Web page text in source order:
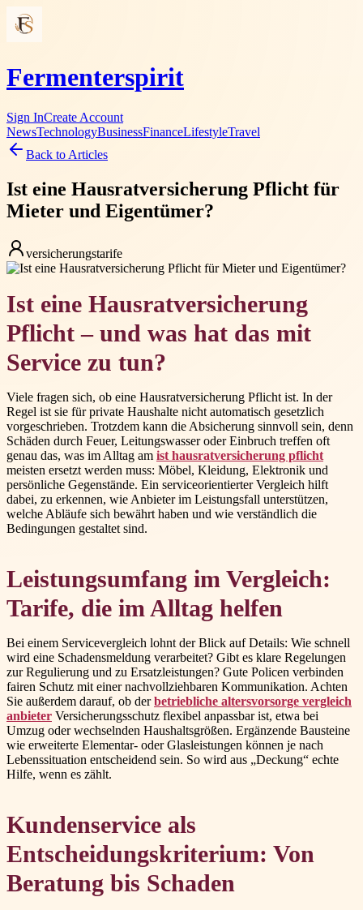
Fermenterspirit
Sign InCreate Account
NewsTechnologyBusinessFinanceLifestyleTravel
Back to Articles
Ist eine Hausratversicherung Pflicht für
Mieter und Eigentümer?
versicherungstarife
Ist eine Hausratversicherung
Pflicht – und was hat das mit
Service zu tun?
Viele fragen sich, ob eine Hausratversicherung Pflicht ist. In der
Regel ist sie für private Haushalte nicht automatisch gesetzlich
vorgeschrieben. Trotzdem kann die Absicherung sinnvoll sein, denn
Schäden durch Feuer, Leitungswasser oder Einbruch treffen oft
genau das, was im Alltag am ist hausratversicherung pflicht
meisten ersetzt werden muss: Möbel, Kleidung, Elektronik und
persönliche Gegenstände. Ein serviceorientierter Vergleich hilft
dabei, zu erkennen, wie Anbieter im Leistungsfall unterstützen,
welche Abläufe sich bewährt haben und wie verständlich die
Bedingungen gestaltet sind.
Leistungsumfang im Vergleich:
Tarife, die im Alltag helfen
Bei einem Servicevergleich lohnt der Blick auf Details: Wie schnell
wird eine Schadensmeldung verarbeitet? Gibt es klare Regelungen
zur Regulierung und zu Ersatzleistungen? Gute Policen verbinden
fairen Schutz mit einer nachvollziehbaren Kommunikation. Achten
Sie außerdem darauf, ob derbetriebliche altersvorsorge vergleich
anbieter Versicherungsschutz flexibel anpassbar ist, etwa bei
Umzug oder wechselnden Haushaltsgrößen. Ergänzende Bausteine
wie erweiterte Elementar- oder Glasleistungen können je nach
Lebenssituation entscheidend sein. So wird aus „Deckung“ echte
Hilfe, wenn es zählt.
Kundenservice als
Entscheidungskriterium: Von
Beratung bis Schaden